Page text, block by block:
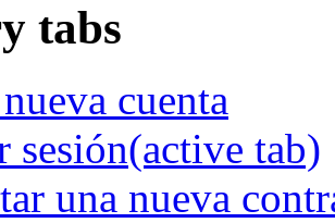
tabs
cuenta
sesión(active tab)
una nueva